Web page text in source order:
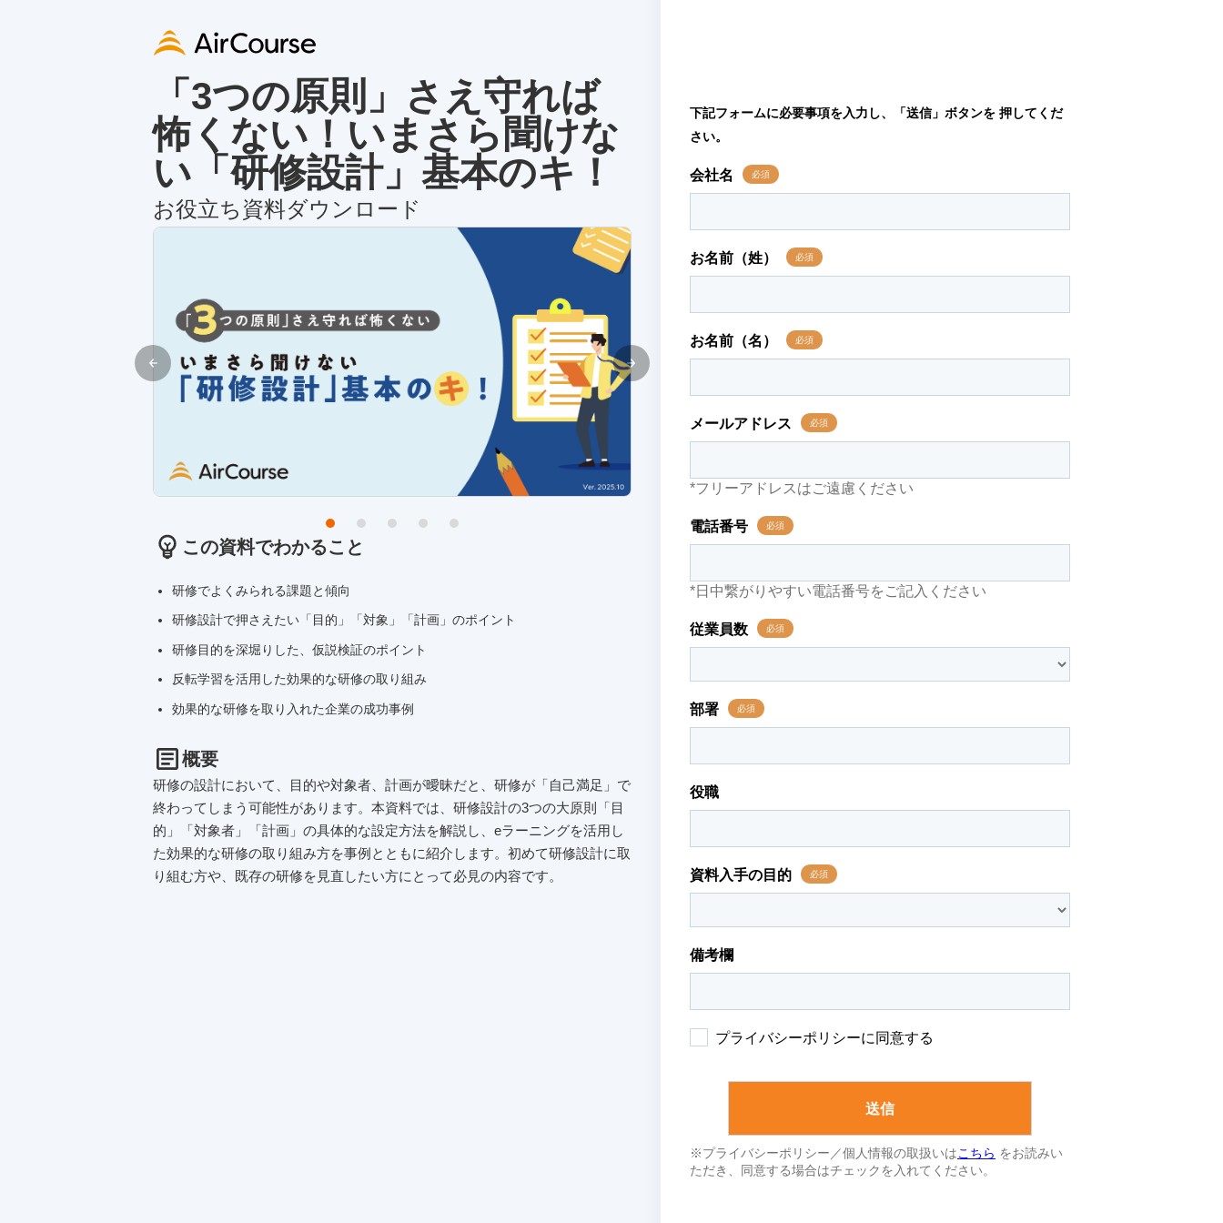
「3つの原則」さえ守れば
怖くない！いまさら聞けな
い「研修設計」基本のキ！
お役立ち資料ダウンロード
この資料でわかること
研修でよくみられる課題と傾向
研修設計で押さえたい「目的」「対象」「計画」のポイント
研修目的を深堀りした、仮説検証のポイント
反転学習を活用した効果的な研修の取り組み
効果的な研修を取り入れた企業の成功事例
概要
研修の設計において、目的や対象者、計画が曖昧だと、研修が「自己満足」で
終わってしまう可能性があります。本資料では、研修設計の3つの大原則「目
的」「対象者」「計画」の具体的な設定方法を解説し、eラーニングを活用し
た効果的な研修の取り組み方を事例とともに紹介します。初めて研修設計に取
り組む方や、既存の研修を見直したい方にとって必見の内容です。